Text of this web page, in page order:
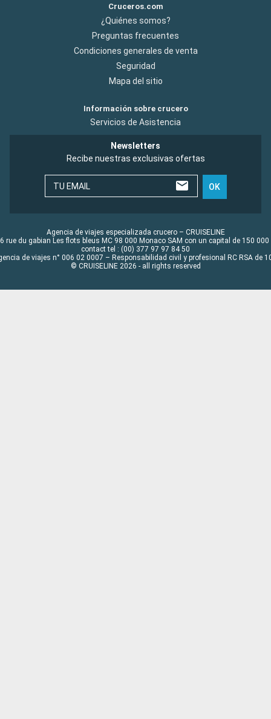
Cruceros.com
¿Quiénes somos?
Preguntas frecuentes
Condiciones generales de venta
Seguridad
Mapa del sitio
Información sobre crucero
Servicios de Asistencia
Newsletters
Recibe nuestras exclusivas ofertas
TU EMAIL OK
Agencia de viajes especializada crucero – CRUISELINE
rue du gabian Les flots bleus MC 98 000 Monaco SAM con un capital de 150 000
contact tel : (00) 377 97 97 84 50
de viajes n° 006 02 0007 – Responsabilidad civil y profesional RC RSA de
© CRUISELINE 2026 - all rights reserved